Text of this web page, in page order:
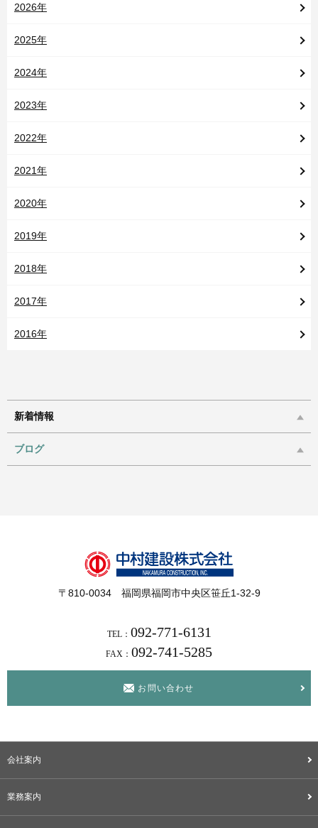
2026年
2025年
2024年
2023年
2022年
2021年
2020年
2019年
2018年
2017年
2016年
新着情報
ブログ
〒810-0034 福岡県福岡市中央区笹丘1-32-9
TEL： 092-771-6131
FAX： 092-741-5285
お問い合わせ
会社案内
業務案内